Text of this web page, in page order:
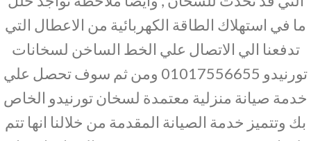
ما في استهلاك الطاقة الكهربائية من الاعطال التي
تدفعنا الي الاتصال علي الخط الساخن لسخانات
تورنيدو 01017556655 ومن ثم سوف تحصل علي
خدمة صيانة منزلية معتمدة لسخان تورنيدو الخاص
بك وتتميز خدمة الصيانة المقدمة من خلالنا انها تتم